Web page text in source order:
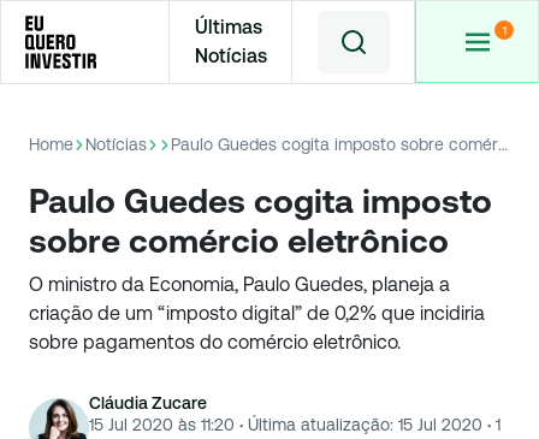
Últimas
Notícias
Home Notícias Paulo Guedes cogita imposto sobre comércio eletrônico
Paulo Guedes cogita imposto
sobre comércio eletrônico
O ministro da Economia, Paulo Guedes, planeja a
criação de um “imposto digital” de 0,2% que incidiria
sobre pagamentos do comércio eletrônico.
Cláudia Zucare
15 Jul 2020 às 11:20 · Última atualização: 15 Jul 2020 · 1